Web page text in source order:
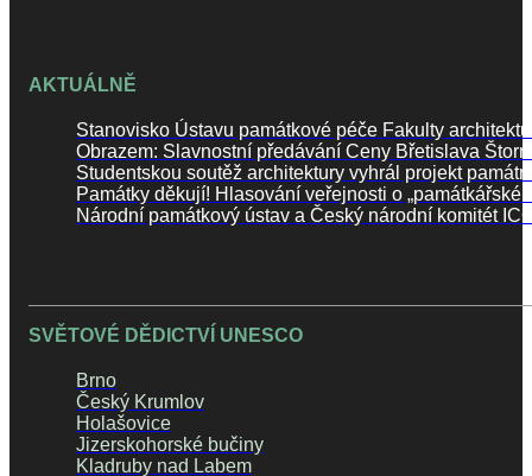
AKTUÁLNĚ
Stanovisko Ústavu památkové péče Fakulty
Obrazem: Slavnostní předávání Ceny Břetislava
Studentskou soutěž architektury vyhrál projekt
Památky děkují! Hlasování veřejnosti o
Národní památkový ústav a Český národní komitét
SVĚTOVÉ DĚDICTVÍ UNESCO
Brno
Český Krumlov
Holašovice
Jizerskohorské bučiny
Kladruby nad Labem